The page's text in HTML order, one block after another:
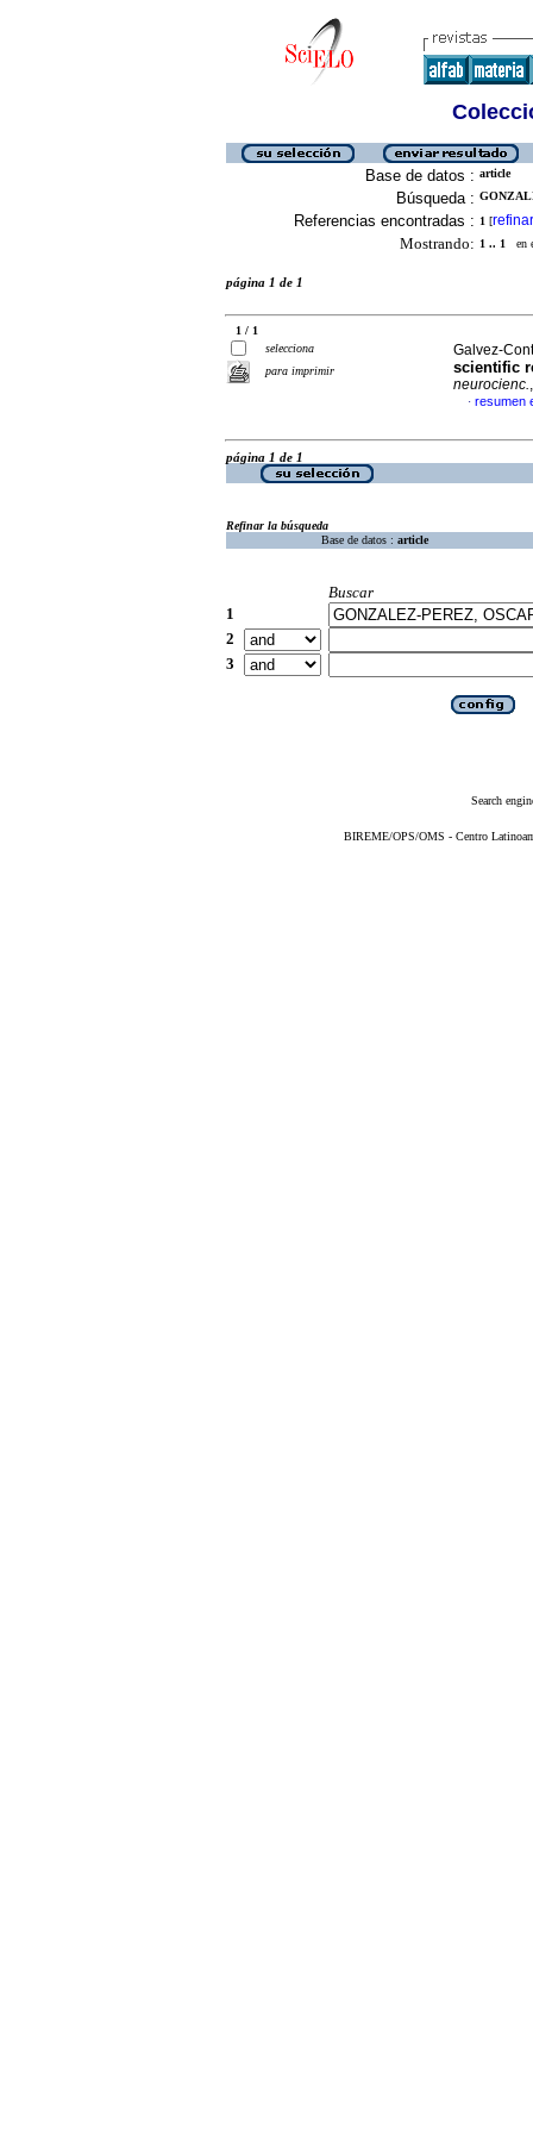
Base de datos : article
Búsqueda :
Referencias encontradas : 1 [refinar
Mostrando: 1 .. 1 en
página 1 de 1
1 / 1
selecciona
para imprimir
Galvez-
scientific
neurocienc.
· resumen
página 1 de 1
Refinar la búsqueda
Base de datos : article
Buscar
1
2
3
Search
BIREME/OPS/OMS - Centro